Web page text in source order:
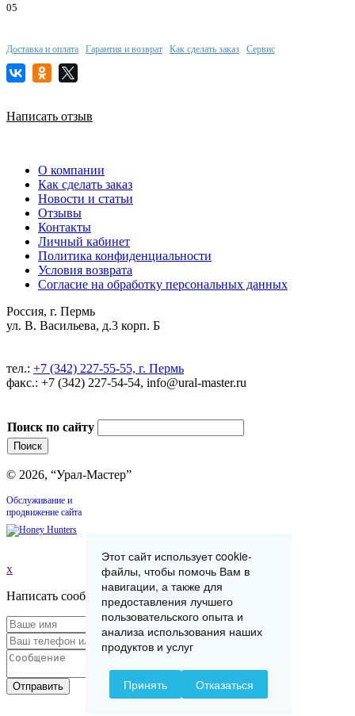
05
Доставка и оплата Гарантия и возврат Как сделать заказ Сервис
Написать отзыв
О компании
Как сделать заказ
Новости и статьи
Отзывы
Контакты
Личный кабинет
Политика конфиденциальности
Условия возврата
Согласие на обработку персональных данных
Россия, г. Пермь
ул. В. Васильева, д.3 корп. Б
тел.: +7 (342) 227-55-55, г. Пермь
факс.: +7 (342) 227-54-54, info@ural-master.ru
Поиск по сайту
© 2026, “Урал-Мастер”
Обслуживание и
продвижение сайта
x
Написать сообщение
Отправить
Этот сайт использует cookie-
файлы, чтобы помочь Вам в
навигации, а также для
предоставления лучшего
пользовательского опыта и
анализа использования наших
продуктов и услуг
Принять Отказаться